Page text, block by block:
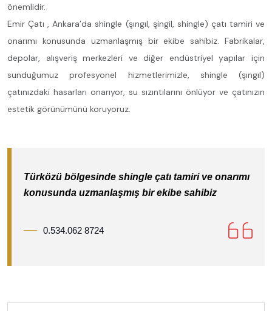
önemlidir.
Emir Çatı , Ankara’da shingle (şıngıl, şingil, shingle) çatı tamiri ve
onarımı konusunda uzmanlaşmış bir ekibe sahibiz. Fabrikalar,
depolar, alışveriş merkezleri ve diğer endüstriyel yapılar için
sunduğumuz profesyonel hizmetlerimizle, shingle (şıngıl)
çatınızdaki hasarları onarıyor, su sızıntılarını önlüyor ve çatınızın
estetik görünümünü koruyoruz.
Türközü bölgesinde shingle çatı tamiri ve onarımı
konusunda uzmanlaşmış bir ekibe sahibiz
0.534.062 8724